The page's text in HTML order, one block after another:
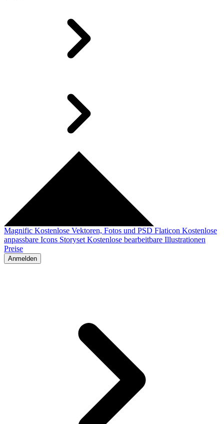
Magnific Kostenlose Vektoren, Fotos und PSD Flaticon Kostenlose
anpassbare Icons Storyset Kostenlose bearbeitbare Illustrationen
Preise
Anmelden